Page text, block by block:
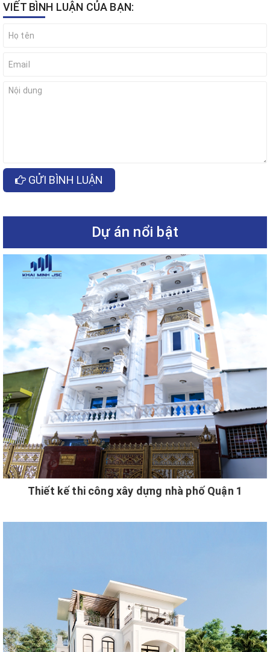
VIẾT BÌNH LUẬN CỦA BẠN:
GỬI BÌNH LUẬN
Dự án nổi bật
Thiết kế thi công xây dựng nhà phố Quận 1